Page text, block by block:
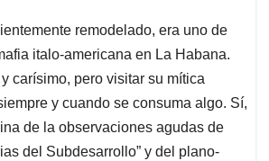
remodelado, era uno de
italo-americana en La Habana.
carísimo, pero visitar su mítica
y cuando se consuma algo. Sí,
de la observaciones agudas de
del Subdesarrollo” y del plano-